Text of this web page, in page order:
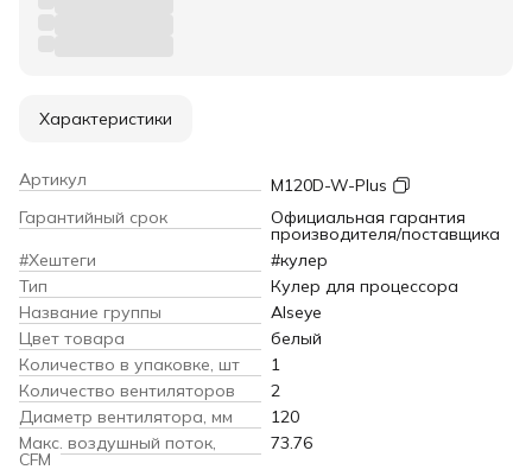
Характеристики
Артикул
M120D-W-Plus
Гарантийный срок
Официальная гарантия
производителя/поставщика
#Хештеги
#кулер
Тип
Кулер для процессора
Название группы
Alseye
Цвет товара
белый
Количество в упаковке, шт
1
Количество вентиляторов
2
Диаметр вентилятора, мм
120
Макс. воздушный поток,
CFM
73.76